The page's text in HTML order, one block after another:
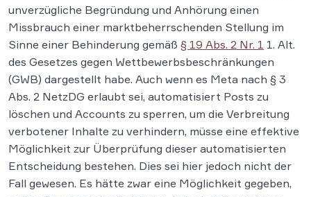
unverzügliche Begründung und Anhörung einen
Missbrauch einer marktbeherrschenden Stellung im
Sinne einer Behinderung gemäß § 19 Abs. 2 Nr. 1 1. Alt.
des Gesetzes gegen Wettbewerbsbeschränkungen
(GWB) dargestellt habe. Auch wenn es Meta nach § 3
Abs. 2 NetzDG erlaubt sei, automatisiert Posts zu
löschen und Accounts zu sperren, um die Verbreitung
verbotener Inhalte zu verhindern, müsse eine effektive
Möglichkeit zur Überprüfung dieser automatisierten
Entscheidung bestehen. Dies sei hier jedoch nicht der
Fall gewesen. Es hätte zwar eine Möglichkeit gegeben,